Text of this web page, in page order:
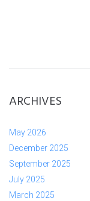
ARCHIVES
May 2026
December 2025
September 2025
July 2025
March 2025